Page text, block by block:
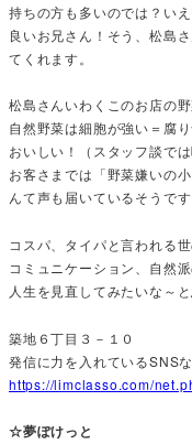
持ちの方も多いのでは？い
良いお兄さん！そう、松島
てくれます。
松島さんいわくこのお店の野
自然野菜は細胞が強い＝腐
おいしい！（スタッフ談で
お客さまでは「野菜嫌いの
んて声も届いているそうです
コスパ、タイパと言われる
コミュニケーション、自然
人生を見直してみたいな～と
築地６丁目３－１０
発信に力を入れているSNS
https://limclasso.com/
☆夢ぽけっと